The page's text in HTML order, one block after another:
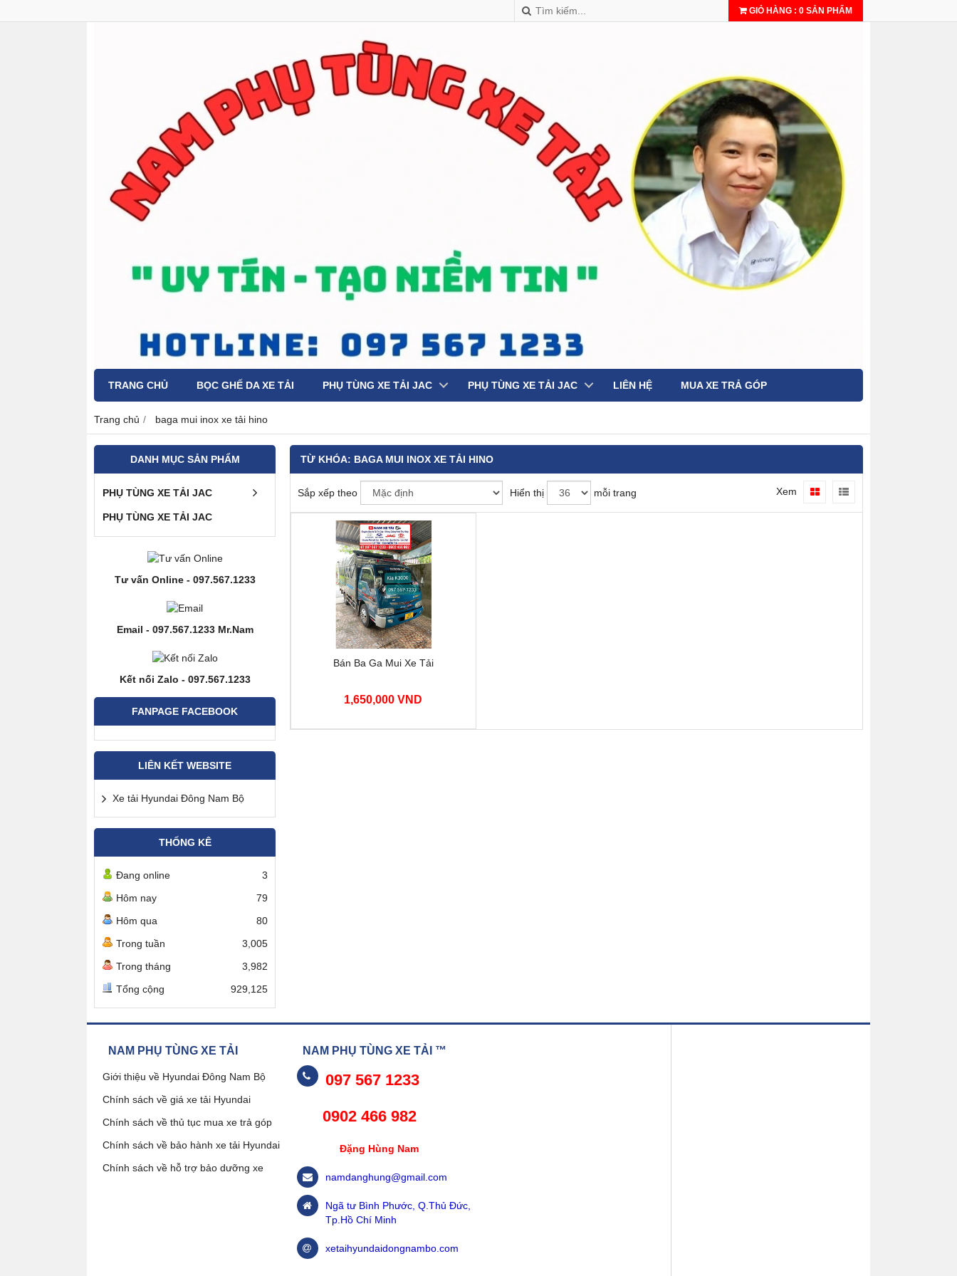
GIỎ HÀNG : 0 SẢN PHẨM
TRANG CHỦ BỌC GHẾ DA XE TẢI PHỤ TÙNG XE TẢI JAC PHỤ TÙNG XE TẢI JAC LIÊN HỆ MUA XE TRẢ GÓP
Trang chủ baga mui inox xe tải hino
DANH MỤC SẢN PHẨM
PHỤ TÙNG XE TẢI JAC
PHỤ TÙNG XE TẢI JAC
Tư vấn Online - 097.567.1233
Email - 097.567.1233 Mr.Nam
Kết nối Zalo - 097.567.1233
FANPAGE FACEBOOK
LIÊN KẾT WEBSITE
Xe tải Hyundai Đông Nam Bộ
THỐNG KÊ
Đang online
3
Hôm nay
79
Hôm qua
80
Trong tuần
3,005
Trong tháng
3,982
Tổng cộng
929,125
TỪ KHÓA: BAGA MUI INOX XE TẢI HINO
Sắp xếp theo Hiển thị mỗi trang Xem
Bán Ba Ga Mui Xe Tải
1,650,000 VND
NAM PHỤ TÙNG XE TẢI
Giới thiệu về Hyundai Đông Nam Bộ
Chính sách về giá xe tải Hyundai
Chính sách về thủ tục mua xe trả góp
Chính sách về bảo hành xe tải Hyundai
Chính sách về hỗ trợ bảo dưỡng xe
NAM PHỤ TÙNG XE TẢI ™
097 567 1233
0902 466 982
Đặng Hùng Nam
namdanghung@gmail.com
Ngã tư Bình Phước, Q.Thủ Đức,
Tp.Hồ Chí Minh
xetaihyundaidongnambo.com